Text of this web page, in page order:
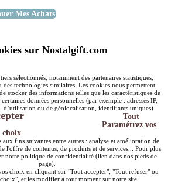
Mes Achats
sur Nostalgift.com
sélectionnés, notamment des partenaires statistiques,
des technologies similaires. Les cookies nous permettent
stocker des informations telles que les caractéristiques de
données personnelles (par exemple : adresses IP,
d’utilisation ou de géolocalisation, identifiants uniques).
Tout
Paramétrez vos
choix
aux fins suivantes entre autres : analyse et amélioration de
l'offre de contenus, de produits et de services... Pour plus
notre politique de confidentialité (lien dans nos pieds de
page).
choix en cliquant sur "Tout accepter", "Tout refuser" ou
et les modifier à tout moment sur notre site.